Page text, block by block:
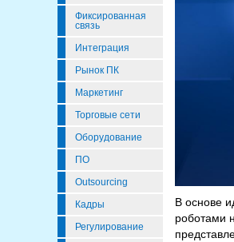
Фиксированная
связь
Интеграция
Рынок ПК
Маркетинг
Торговые сети
Оборудование
ПО
Outsourcing
Кадры
Регулирование
В основе
роботами